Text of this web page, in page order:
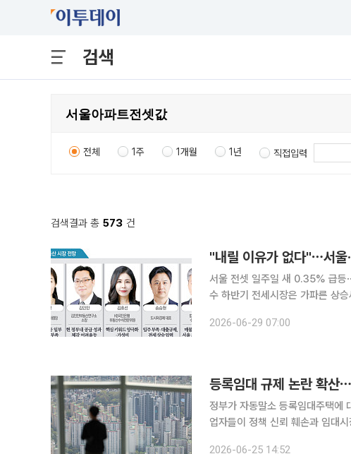
검색
전체 1주 1개월 1년 직접입력
검색결과 총 573 건
서울 전셋 일주일 새 0.35% 급등
수 하반기 전세시장은 가파른 상승세를 이어갈 것이라는 전망이 지배적이다. 입주 물량 부족과 대출
전문가 10명을 대상으로 하반기 전
2026-06-29 07:00
등록임대 규제 논란 확산
정부가 자동말소 등록임대주택에
업자들이 정책 신뢰 훼손과 임대시장
2026-06-25 14:52